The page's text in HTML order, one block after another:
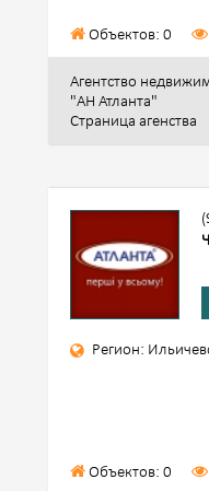
Объектов: 0
Агентство
"АН Атланта"
Страница агенства
Регион:
Объектов: 0